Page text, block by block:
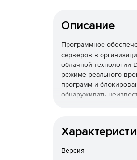
Описание
Программное
серверов в
облачной технологии
режиме реального
программ и
обнаруживать
Антивирус,
Защита интернет-
Версия